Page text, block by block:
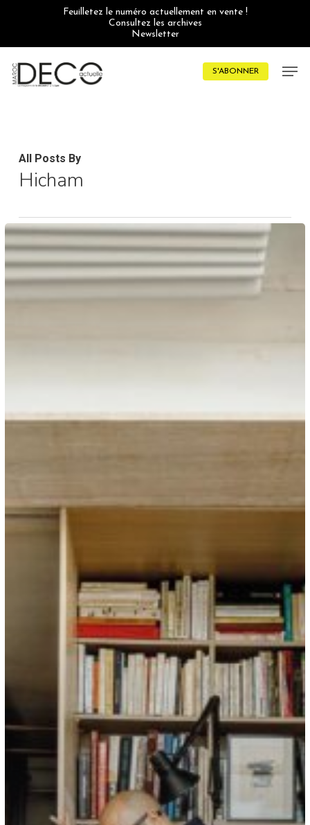
Feuilletez le numéro actuellement en vente !
Consultez les archives
Newsletter
S'ABONNER
All Posts By
Hicham